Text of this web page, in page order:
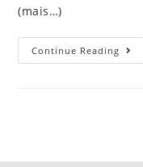
(mais…)
Continue Reading